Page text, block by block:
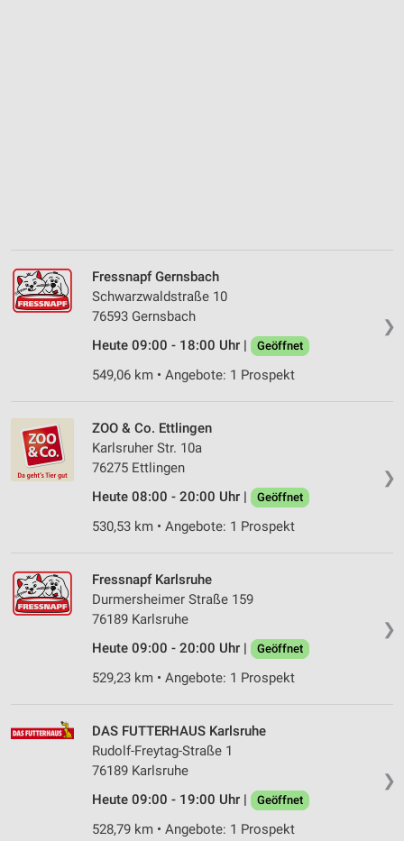
❯
Fressnapf Gernsbach
Schwarzwaldstraße 10
76593 Gernsbach
Heute 09:00 - 18:00 Uhr |
Geöffnet
549,06 km • Angebote: 1 Prospekt
❯
ZOO & Co. Ettlingen
Karlsruher Str. 10a
76275 Ettlingen
Heute 08:00 - 20:00 Uhr |
Geöffnet
530,53 km • Angebote: 1 Prospekt
❯
Fressnapf Karlsruhe
Durmersheimer Straße 159
76189 Karlsruhe
Heute 09:00 - 20:00 Uhr |
Geöffnet
529,23 km • Angebote: 1 Prospekt
❯
DAS FUTTERHAUS Karlsruhe
Rudolf-Freytag-Straße 1
76189 Karlsruhe
Heute 09:00 - 19:00 Uhr |
Geöffnet
528,79 km • Angebote: 1 Prospekt